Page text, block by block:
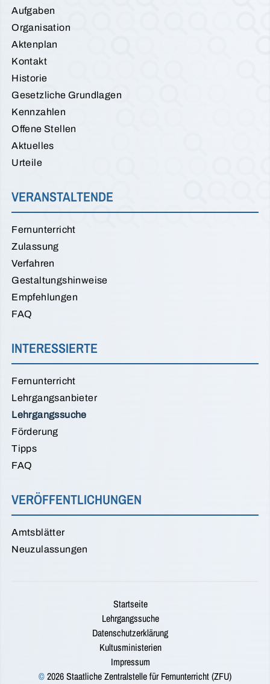
Aufgaben
Organisation
Aktenplan
Kontakt
Historie
Gesetzliche Grundlagen
Kennzahlen
Offene Stellen
Aktuelles
Urteile
VERANSTALTENDE
Fernunterricht
Zulassung
Verfahren
Gestaltungshinweise
Empfehlungen
FAQ
INTERESSIERTE
Fernunterricht
Lehrgangsanbieter
Lehrgangssuche
Förderung
Tipps
FAQ
VERÖFFENTLICHUNGEN
Amtsblätter
Neuzulassungen
Startseite
Lehrgangssuche
Datenschutzerklärung
Kultusministerien
Impressum
©2026 Staatliche Zentralstelle für Fernunterricht (ZFU)